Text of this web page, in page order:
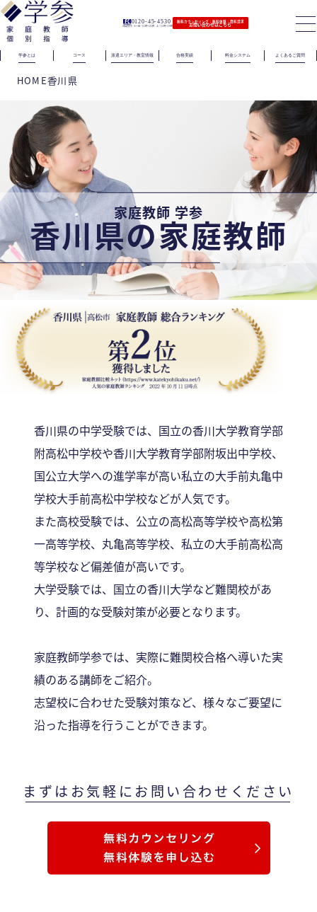
0120-45-4530
（電話受付）火〜金｜11時〜21時 土｜11時〜19時
無料カウンセリング｜無料体験｜資料請求
お問い合わせはこちら
学参とは コース 派遣エリア・教室情報 合格実績 料金システム よくあるご質問
HOME香川県
家庭教師 学参
香川県の家庭教師
香川県の中学受験では、国立の香川大学教育学部
附高松中学校や香川大学教育学部附坂出中学校、
国公立大学への進学率が高い私立の大手前丸亀中
学校大手前高松中学校などが人気です。
また高校受験では、公立の高松高等学校や高松第
一高等学校、丸亀高等学校、私立の大手前高松高
等学校など偏差値が高いです。
大学受験では、国立の香川大学など難関校があ
り、計画的な受験対策が必要となります。
家庭教師学参では、実際に難関校合格へ導いた実
績のある講師をご紹介。
志望校に合わせた受験対策など、様々なご要望に
沿った指導を行うことができます。
まずはお気軽にお問い合わせください